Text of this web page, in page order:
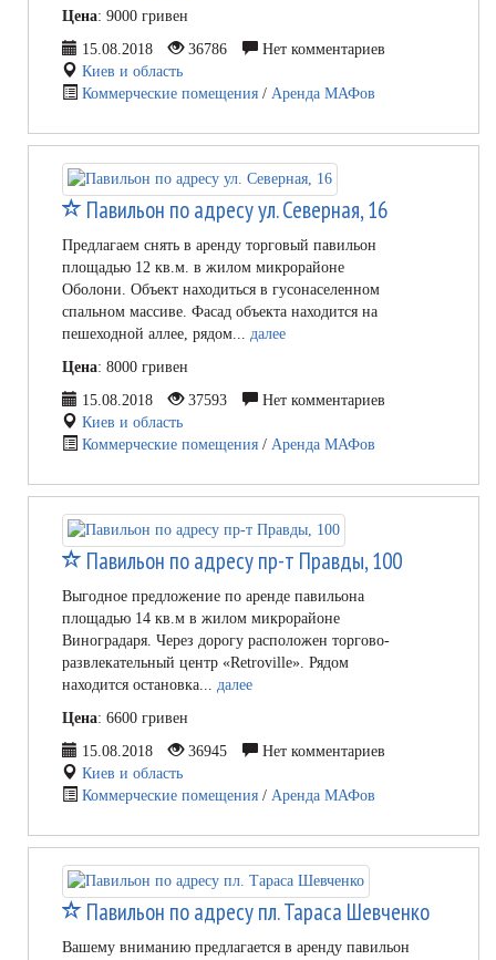
Цена: 9000 гривен
15.08.2018
36786
Нет комментариев
Киев и область
Коммерческие помещения / Аренда МАФов
Павильон по адресу ул. Северная, 16
Предлагаем снять в аренду торговый павильон
площадью 12 кв.м. в жилом микрорайоне
Оболони. Объект находиться в гусонаселенном
спальном массиве. Фасад объекта находится на
пешеходной аллее, рядом... далее
Цена: 8000 гривен
15.08.2018
37593
Нет комментариев
Киев и область
Коммерческие помещения / Аренда МАФов
Павильон по адресу пр-т Правды, 100
Выгодное предложение по аренде павильона
площадью 14 кв.м в жилом микрорайоне
Виноградаря. Через дорогу расположен торгово-
развлекательный центр «Retroville». Рядом
находится остановка... далее
Цена: 6600 гривен
15.08.2018
36945
Нет комментариев
Киев и область
Коммерческие помещения / Аренда МАФов
Павильон по адресу пл. Тараса Шевченко
Вашему вниманию предлагается в аренду павильон